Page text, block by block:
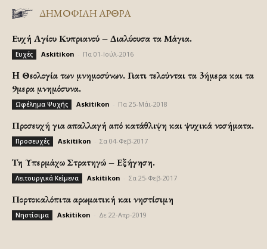
ΔΗΜΟΦΙΛΗ ΑΡΘΡΑ
Ευχή Αγίου Κυπριανού – Διαλύουσα τα Μάγια.
Ευχές Askitikon Πα 01-Ιούλ-2016
H Θεολογία των μνημοσύνων. Γιατι τελούνται τα 3ήμερα και τα
9μερα μνημόσυνα.
Ωφέλημα Ψυχής Askitikon Πα 25-Μάι-2018
Προσευχή για απαλλαγή από κατάθλιψη και ψυχικά νοσήματα.
Προσευχές Askitikon Σα 04-Φεβ-2017
Τη Υπερμάχω Στρατηγώ – Εξήγηση.
Λειτουργικά Κείμενα Askitikon Σα 25-Φεβ-2017
Πορτοκαλόπιτα αρωματική και νηστίσιμη
Νηστίσιμα Askitikon Δε 22-Απρ-2019